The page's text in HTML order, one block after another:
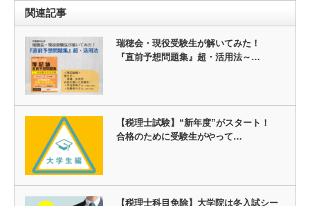
関連記事
瑞穂会・現役受験生が解いてみた！
『直前予想問題集』超・活用法～…
【税理士試験】“新年度”がスタート！
合格のために受験生がやって…
【税理士科目免除】大学院は冬入試シー